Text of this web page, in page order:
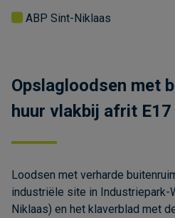
ABP Sint-Niklaas
Opslagloodsen met
huur vlakbij afrit
Loodsen met verharde
industriële site in Industriepark-
Niklaas) en het klaverblad met